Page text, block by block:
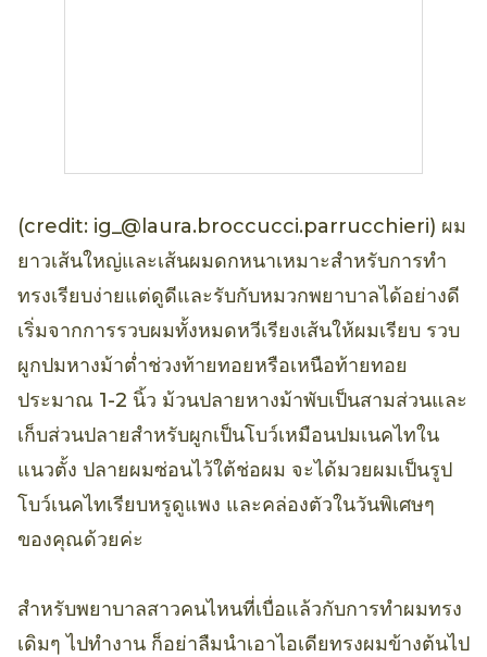
(credit: ig_@laura.broccucci.parrucchieri) ผม
ยาวเส้นใหญ่และเส้นผมดกหนาเหมาะสำหรับการทำ
ทรงเรียบง่ายแต่ดูดีและรับกับหมวกพยาบาลได้อย่างดี
เริ่มจากการรวบผมทั้งหมดหวีเรียงเส้นให้ผมเรียบ รวบ
ผูกปมหางม้าต่ำช่วงท้ายทอยหรือเหนือท้ายทอย
ประมาณ 1-2 นิ้ว ม้วนปลายหางม้าพับเป็นสามส่วนและ
เก็บส่วนปลายสำหรับผูกเป็นโบว์เหมือนปมเนคไทใน
แนวตั้ง ปลายผมซ่อนไว้ใต้ช่อผม จะได้มวยผมเป็นรูป
โบว์เนคไทเรียบหรูดูแพง และคล่องตัวในวันพิเศษๆ
ของคุณด้วยค่ะ
สำหรับพยาบาลสาวคนไหนที่เบื่อแล้วกับการทำผมทรง
เดิมๆ ไปทำงาน ก็อย่าลืมนำเอาไอเดียทรงผมข้างต้นไป